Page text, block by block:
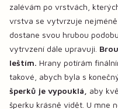
zalévám po vrstvách,
vrstva se vytvrzuje
dostane svou hrubou
vytrvzení dále upravuji.
leštím. Hrany potírám
takové, abych byla s
šperků je vypouklá,
aby
šperku krásně vidět. U mne